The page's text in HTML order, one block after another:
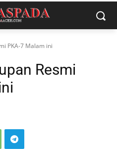
PKA-7 Malam ini
Resmi